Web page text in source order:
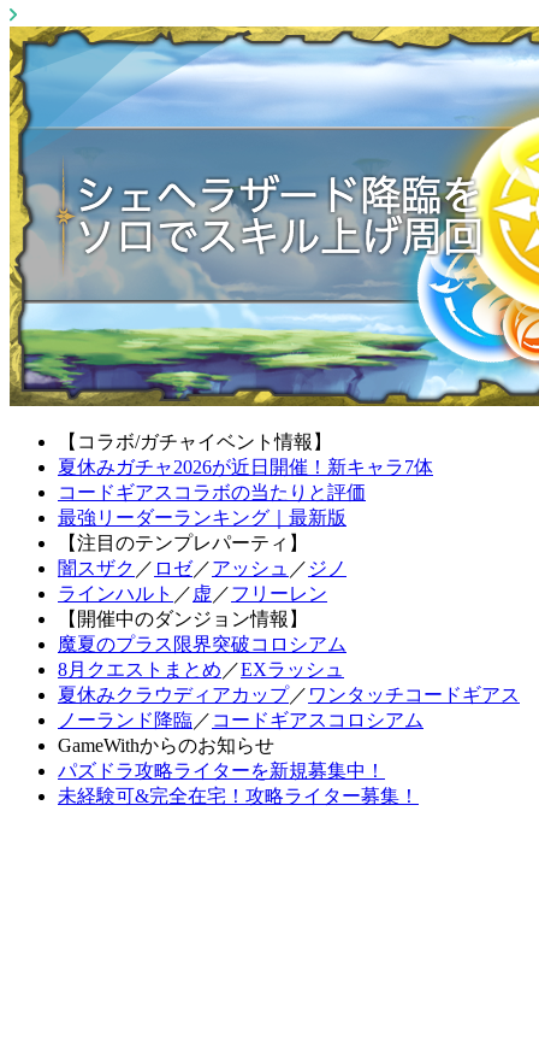
【コラボ/ガチャイベント情報】
夏休みガチャ2026が近日開催！新キャラ7体
コードギアスコラボの当たりと評価
最強リーダーランキング｜最新版
【注目のテンプレパーティ】
闇スザク ／ ロゼ／アッシュ ／ ジノ
ラインハルト ／ 虚 ／フリーレン
【開催中のダンジョン情報】
魔夏のプラス限界突破コロシアム
8月クエストまとめ ／EXラッシュ
夏休みクラウディアカップ／ ワンタッチコードギアス
ノーランド降臨／ コードギアスコロシアム
GameWithからのお知らせ
パズドラ攻略ライターを新規募集中！
未経験可&完全在宅！攻略ライター募集！